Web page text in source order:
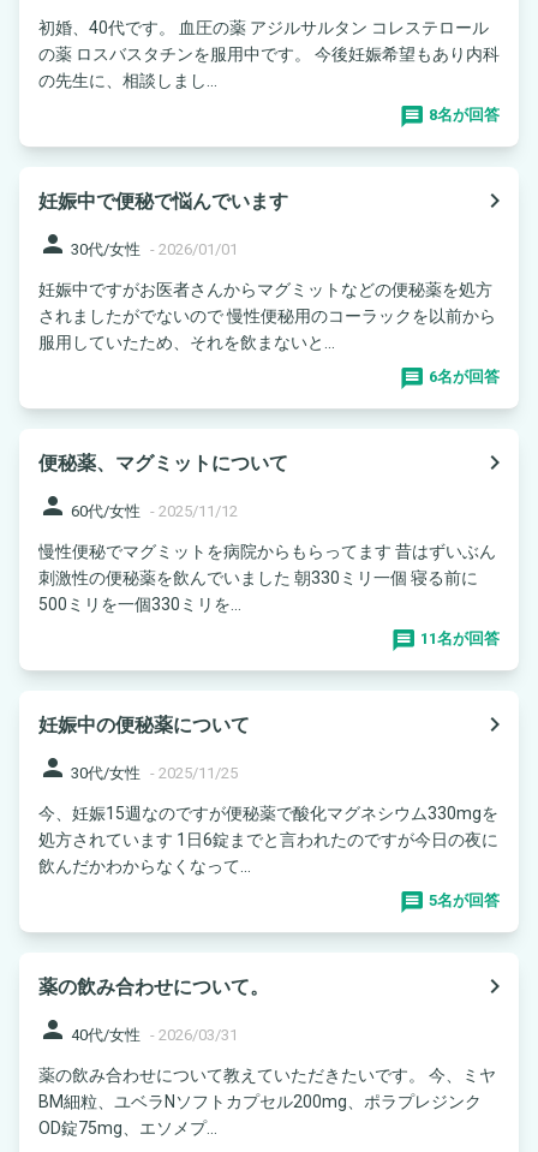
初婚、40代です。 血圧の薬 アジルサルタン コレステロール
の薬 ロスバスタチンを服用中です。 今後妊娠希望もあり内科
の先生に、相談しまし...
8名が回答
妊娠中で便秘で悩んでいます
navigate_next
person 30代/女性 - 2026/01/01
妊娠中ですがお医者さんからマグミットなどの便秘薬を処方
されましたがでないので 慢性便秘用のコーラックを以前から
服用していたため、それを飲まないと...
6名が回答
便秘薬、マグミットについて
navigate_next
person 60代/女性 - 2025/11/12
慢性便秘でマグミットを病院からもらってます 昔はずいぶん
刺激性の便秘薬を飲んでいました 朝330ミリ一個 寝る前に
500ミリを一個330ミリを...
11名が回答
妊娠中の便秘薬について
navigate_next
person 30代/女性 - 2025/11/25
今、妊娠15週なのですが便秘薬で酸化マグネシウム330mgを
処方されています 1日6錠までと言われたのですが今日の夜に
飲んだかわからなくなって...
5名が回答
薬の飲み合わせについて。
navigate_next
person 40代/女性 - 2026/03/31
薬の飲み合わせについて教えていただきたいです。 今、ミヤ
BM細粒、ユベラNソフトカプセル200mg、ポラプレジンク
OD錠75mg、エソメプ...